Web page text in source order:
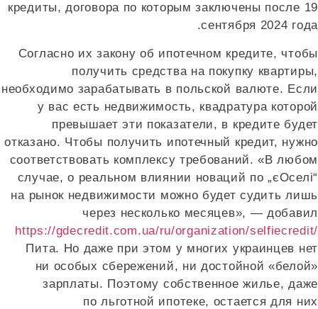
кредиты, договора по которым заключены после 19
сентября 2024 года.
Согласно их закону об ипотечном кредите, чтобы
получить средства на покупку квартиры,
необходимо зарабатывать в польской валюте. Если
у вас есть недвижимость, квадратура которой
превышает эти показатели, в кредите будет
отказано. Чтобы получить ипотечный кредит, нужно
соответствовать комплексу требований. «В любом
случае, о реальном влиянии новаций по „єОселі“
на рынок недвижимости можно будет судить лишь
через несколько месяцев», — добавил
https://gdecredit.com.ua/ru/organization/selfiecredit/
Пита. Но даже при этом у многих украинцев нет
ни особых сбережений, ни достойной «белой»
зарплаты. Поэтому собственное жилье, даже
по льготной ипотеке, остается для них